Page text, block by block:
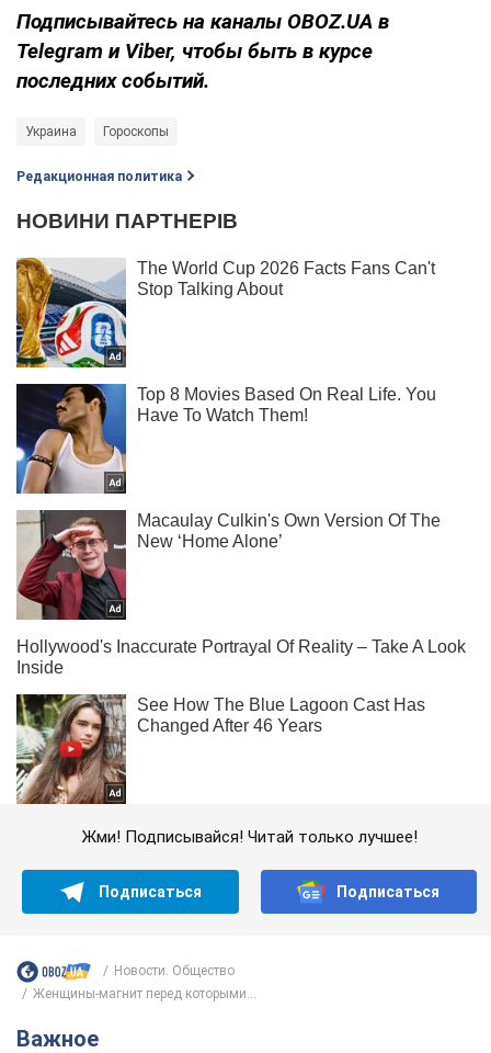
Подписывайтесь на каналы OBOZ.UA в
Telegram и Viber, чтобы быть в курсе
последних событий.
Украина Гороскопы
Редакционная политика
Жми! Подписывайся! Читай только лучшее!
Подписаться Подписаться
Новости. Общество
Женщины-магнит перед которыми...
Важное